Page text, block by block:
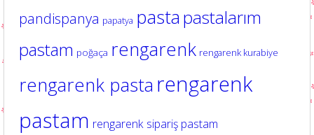
pandispanya papatya pasta pastalarım
pastam poğaça rengarenk rengarenk kurabiye
rengarenk pasta rengarenk
pastam rengarenk sipariş pastam